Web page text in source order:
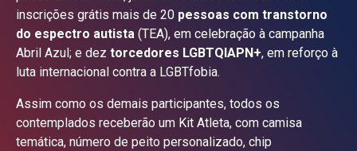
inscrições grátis mais de 20 pessoas com transtorno
do espectro autista (TEA), em celebração à campanha
Abril Azul; e dez torcedores LGBTQIAPN+, em reforço à
luta internacional contra a LGBTfobia.
Assim como os demais participantes, todos os
contemplados receberão um Kit Atleta, com camisa
temática, número de peito personalizado, chip